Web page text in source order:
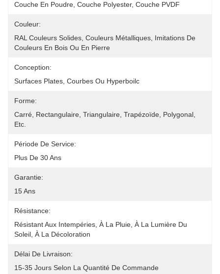
Couche En Poudre, Couche Polyester, Couche PVDF
Couleur:
RAL Couleurs Solides, Couleurs Métalliques, Imitations De
Couleurs En Bois Ou En Pierre
Conception:
Surfaces Plates, Courbes Ou Hyperboilc
Forme:
Carré, Rectangulaire, Triangulaire, Trapézoïde, Polygonal,
Etc.
Période De Service:
Plus De 30 Ans
Garantie:
15 Ans
Résistance:
Résistant Aux Intempéries, À La Pluie, À La Lumière Du
Soleil, À La Décoloration
Délai De Livraison:
15-35 Jours Selon La Quantité De Commande